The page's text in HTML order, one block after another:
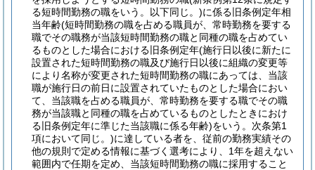
る短時間勤務の職をいう。以下同じ。)に係る旧条例定年相
当年齢(短時間勤務の職を占める職員が、常時勤務を要する
職でその職務が当該短時間勤務の職と同種の職を占めてい
るものとした場合における旧条例定年(施行日以後に新たに
設置された短時間勤務の職及び施行日以後に組織の変更等
により名称が変更された短時間勤務の職にあっては、当該
職が施行日の前日に設置されていたものとした場合におい
て、当該職を占める職員が、常時勤務を要する職でその職
務が当該職と同種の職を占めているものとしたときにおけ
る旧条例定年に準じた当該職に係る年齢)をいう。次条第1
項において同じ。)に達している者を、従前の勤務実績その
他の規則で定める情報に基づく選考により、1年を超えない
範囲内で任期を定め、当該短時間勤務の職に採用すること